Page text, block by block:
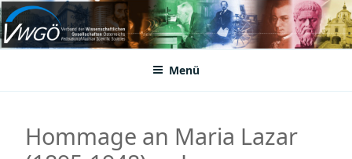
Zum
Inhalt
springenVWGÖ
Federation of Austrian Scientific Societies
Menü
Hommage an Maria Lazar